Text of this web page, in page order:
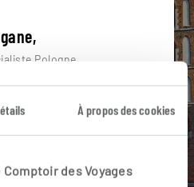
À propos des cookies
des Voyages
Pologne
conseils à nos
de la réalité du pays.